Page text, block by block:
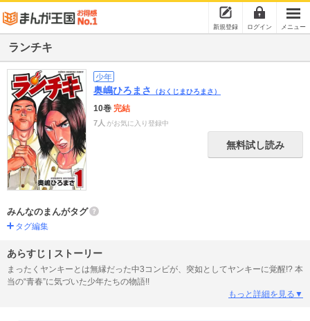
新規登録 ログイン メニュー
ランチキ
少年
奥嶋ひろまさ （おくじまひろまさ）
10巻 完結
7人 がお気に入り登録中
無料試し読み
みんなのまんがタグ
タグ編集
あらすじ | ストーリー
まったくヤンキーとは無縁だった中3コンビが、突如としてヤンキーに覚醒!? 本
当の“青春”に気づいた少年たちの物語!!
もっと詳細を見る▼